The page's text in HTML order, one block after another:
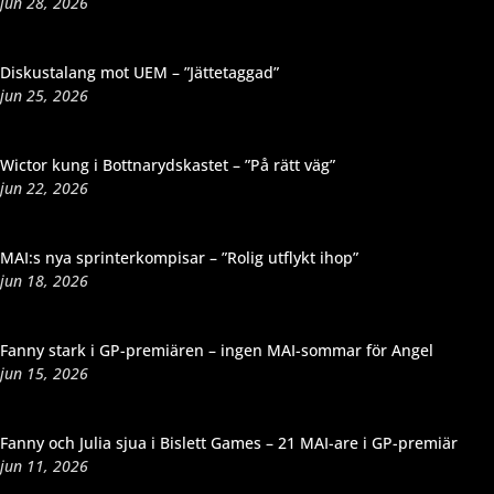
Diskustalang mot UEM – ”Jättetaggad”
jun 25, 2026
Wictor kung i Bottnarydskastet – ”På rätt väg”
jun 22, 2026
MAI:s nya sprinterkompisar – ”Rolig utflykt ihop”
jun 18, 2026
Fanny stark i GP-premiären – ingen MAI-sommar för Angel
jun 15, 2026
Fanny och Julia sjua i Bislett Games – 21 MAI-are i GP-premiär
jun 11, 2026